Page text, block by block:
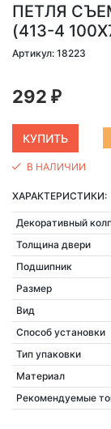
ПЕТЛЯ
(413-4
Артикул: 18223
292 ₽
В НАЛИЧИИ
ХАРАКТЕРИСТИКИ:
Декоративный
Толщина двери
Подшипник
Размер
Вид
Способ установки
Тип упаковки
Материал
Рекомендуемые